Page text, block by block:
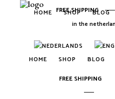
HOME SHOP BLOG
FREE SHIPPING
HOME SHOP BLOG
FREE SHIPPING
in the